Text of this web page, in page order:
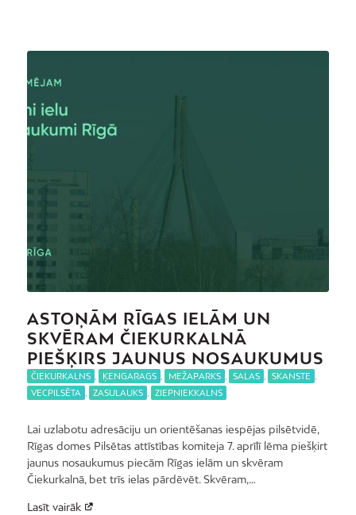
ASTOŅĀM RĪGAS IELĀM UN
SKVĒRAM ČIEKURKALNĀ
PIEŠĶIRS JAUNUS NOSAUKUMUS
ČIEKURKALNS ĶENGARAGS MEŽAPARKS SALAS SKANSTE
VECPILSĒTA
ZASULAUKS ZIEPNIEKKALNS
Lai uzlabotu adresāciju un orientēšanas iespējas pilsētvidē,
Rīgas domes Pilsētas attīstības komiteja 7. aprīlī lēma piešķirt
jaunus nosaukumus piecām Rīgas ielām un skvēram
Čiekurkalnā, bet trīs ielas pārdēvēt. Skvēram,…
Lasīt vairāk